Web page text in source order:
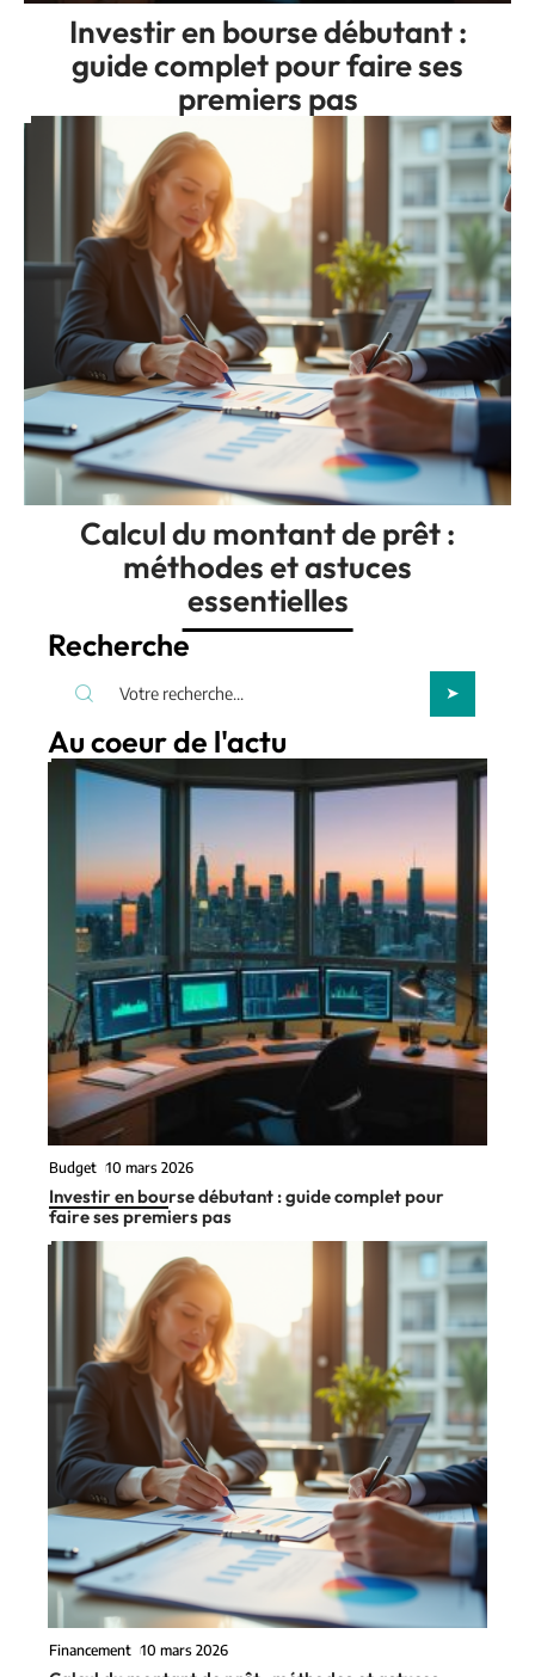
Investir en bourse débutant :
guide complet pour faire ses
premiers pas
Calcul du montant de prêt :
méthodes et astuces
essentielles
Recherche
Au coeur de l'actu
Budget 10 mars 2026
Investir en bourse débutant : guide complet pour
faire ses premiers pas
Financement 10 mars 2026